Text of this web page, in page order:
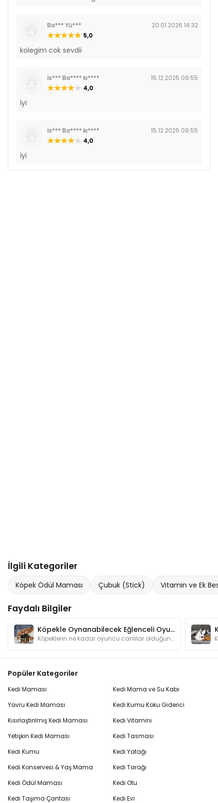
Ba*** Yü***
20.01.2026 14:32
5,0
kolegim cok sevdii
İs*** Ba**** kı****
15.12.2025 09:55
4,0
İyi
İs*** Ba**** kı****
15.12.2025 09:55
4,0
İyi
İlgili Kategoriler
Köpek Ödül Maması Çubuk (Stick) Vitamin ve Ek
Faydalı Bilgiler
Köpekle Oynanabilecek Eğlenceli Oyunlar
Köpeklerin ne kadar oyuncu canlılar olduğunu anlatmamıza gerek var mı? Oyunlar hem köpeğinizin zeka gelişimine katkı sağlar hem de onu mutlu eder.
Popüler Kategoriler
Kedi Maması
Yavru Kedi Maması
Kısırlaştırılmış Kedi Maması
Yetişkin Kedi Maması
Kedi Kumu
Kedi Konservesi & Yaş Mama
Kedi Ödül Maması
Kedi Taşıma Çantası
Kedi Mama ve Su Kabı
Kedi Kumu Koku Giderici
Kedi Vitamini
Kedi Tasması
Kedi Yatağı
Kedi Tarağı
Kedi Otu
Kedi Evi